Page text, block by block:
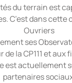
du terrain est
C’est dans cette
Ouvriers
ses
la CP111 et aux
est actuellement
partenaires